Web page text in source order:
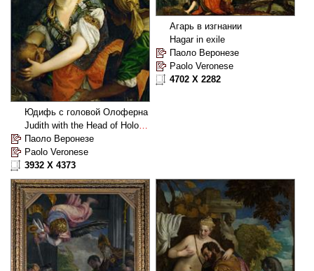
Юдифь с головой Олоферна
Паоло Веронезе
Paolo Veronese
3932 X 4373
Агарь в изгнании
Hagar in exile
Паоло Веронезе
Paolo Veronese
4702 X 2282